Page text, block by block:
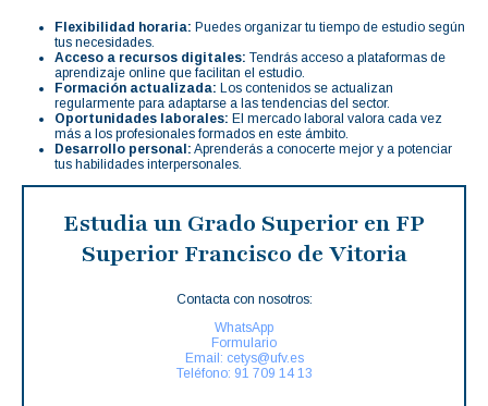
Flexibilidad horaria: Puedes organizar tu tiempo de estudio según
tus necesidades.
Acceso a recursos digitales: Tendrás acceso a plataformas de
aprendizaje online que facilitan el estudio.
Formación actualizada: Los contenidos se actualizan
regularmente para adaptarse a las tendencias del sector.
Oportunidades laborales: El mercado laboral valora cada vez
más a los profesionales formados en este ámbito.
Desarrollo personal: Aprenderás a conocerte mejor y a potenciar
tus habilidades interpersonales.
Estudia un Grado Superior en FP
Superior Francisco de Vitoria
Contacta con nosotros:
WhatsApp
Formulario
Email: cetys@ufv.es
Teléfono: 91 709 14 13